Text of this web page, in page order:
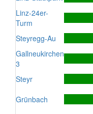
Linz-24er-
Turm
Steyregg-Au
Gallneukirchen
3
Steyr
Grünbach